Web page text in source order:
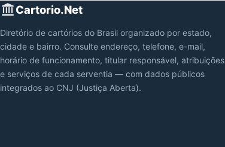
Cartorio.Net
Diretório de cartórios do Brasil organizado por estado,
cidade e bairro. Consulte endereço, telefone, e-mail,
horário de funcionamento, titular responsável, atribuições
e serviços de cada serventia — com dados públicos
integrados ao CNJ (Justiça Aberta).